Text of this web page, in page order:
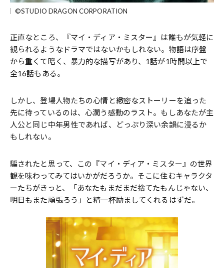
©STUDIO DRAGON CORPORATION
正直なところ、『マイ・ディア・ミスター』は誰もが気軽に
観られるようなドラマではないかもしれない。物語は序盤
から重くて暗く、暴力的な描写があり、1話が1時間以上で
全16話もある。
しかし、登場人物たちの心情と緻密なストーリーを追った
先に待っているのは、心潤う感動のラスト。もしあなたが主
人公と同じ中年男性であれば、どっぷり深い余韻に浸るか
もしれない。
騙されたと思って、この『マイ・ディア・ミスター』の世界
観を味わってみてはいかがだろうか。そこに住むキャラクタ
ーたちがきっと、「あなたもまだまだ捨てたもんじゃない、
明日もまた頑張ろう」と精一杯励ましてくれるはずだ。